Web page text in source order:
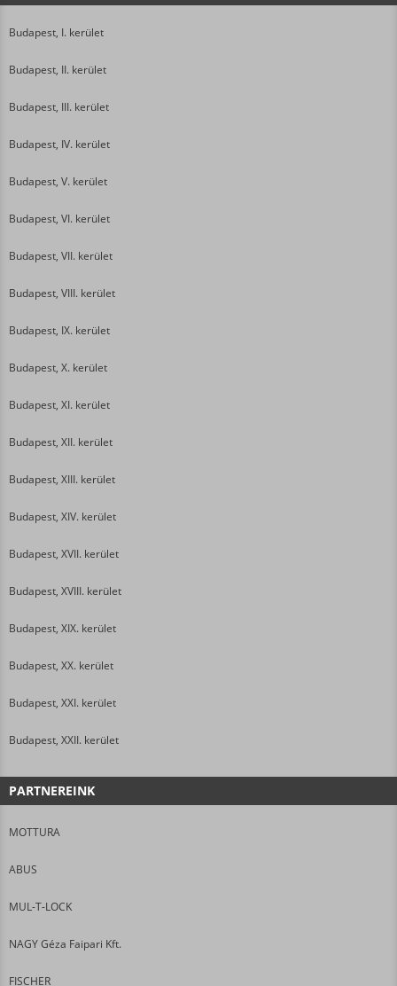
Budapest, I. kerület
Budapest, II. kerület
Budapest, III. kerület
Budapest, IV. kerület
Budapest, V. kerület
Budapest, VI. kerület
Budapest, VII. kerület
Budapest, VIII. kerület
Budapest, IX. kerület
Budapest, X. kerület
Budapest, XI. kerület
Budapest, XII. kerület
Budapest, XIII. kerület
Budapest, XIV. kerület
Budapest, XVII. kerület
Budapest, XVIII. kerület
Budapest, XIX. kerület
Budapest, XX. kerület
Budapest, XXI. kerület
Budapest, XXII. kerület
PARTNEREINK
MOTTURA
ABUS
MUL-T-LOCK
NAGY Géza Faipari Kft.
FISCHER